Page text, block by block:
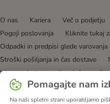
O nas Kariera Več o podjetju
Pogoji poslovanja
Kliknite tukaj
Odpadki in predpisi glede varovanja
Stroški pošiljanja in čas dostave
Izjava o dostopnosti
Informacije
© zooplus SE
Pomagajte nam
Na naši spletni strani uporabljamo